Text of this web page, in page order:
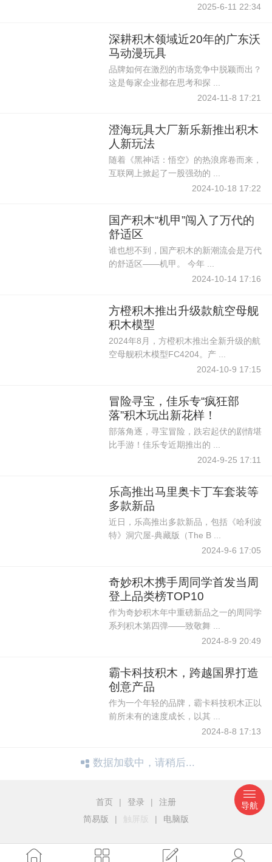
2025-6-11 22:34
深耕积木领域近20年的广东沃
马动漫玩具
品牌如何在激烈的市场竞争中脱颖而出？
这是每家企业都在思考和探 ...
2024-11-8 17:21
澄海玩具大厂新乐新推出积木
人新玩法
随着《黑神话：悟空》的热浪席卷而来，
互联网上掀起了一股强劲的 ...
2024-10-18 17:22
国产积木“机甲”闯入了万代的
舒适区
谁也想不到，国产积木的新潮流会是万代
的舒适区——机甲。 今年 ...
2024-10-14 17:16
方橙积木推出升级款航空母舰
积木模型
2024年8月，方橙积木推出全新升级的航
空母舰积木模型FC4204。产 ...
2024-10-9 17:15
冒险寻宝，佳乐专“疯狂部
落”积木玩出新花样！
部落角逐，寻宝冒险，跌宕起伏的剧情堪
比手游！佳乐专近期推出的 ...
2024-9-25 17:11
乐高推出马里奥卡丁车套装等
多款新品
近日，乐高推出多款新品，包括《哈利波
特》洞穴屋-典藏版（The B ...
2024-9-6 17:05
奇妙积木携手周同学首发当周
登上品类榜TOP10
作为奇妙积木年中重磅新品之一的周同学
系列积木第四弹——致敬舞 ...
2024-8-9 20:49
霸卡科技积木，跨越国界打造
创意产品
作为一个年轻的品牌，霸卡科技积木正以
前所未有的速度成长，以其 ...
2024-8-8 17:13
数据加载中，请稍后...
首页 | 登录 |
注册
简易版
| 触屏版 | 电脑版
导航